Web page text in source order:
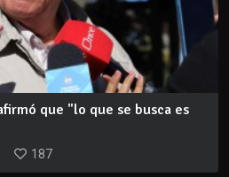
que "lo que se busca es
187